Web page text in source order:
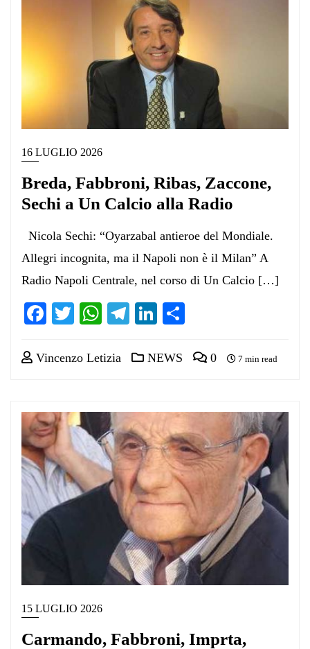
16 LUGLIO 2026
Breda, Fabbroni, Ribas, Zaccone,
Sechi a Un Calcio alla Radio
Nicola Sechi: “Oyarzabal antieroe del Mondiale.
Allegri incognita, ma il Napoli non è il Milan” A
Radio Napoli Centrale, nel corso di Un Calcio […]
Facebook
TwitterWhatsApp
Telegram
LinkedIn
Vincenzo Letizia NEWS 0 7 min read
15 LUGLIO 2026
Carmando, Fabbroni, Imprta,